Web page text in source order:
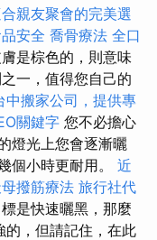
親友聚會的完美選
安全 喬骨療法 全口
是棕色的，則意味
一，值得您自己的
中搬家公司，提供專
關鍵字 您不必擔心
燈光上您會逐漸曬
個小時更耐用。 近
撥筋療法 旅行社代
是快速曬黑，那麼
的，但請記住，在此